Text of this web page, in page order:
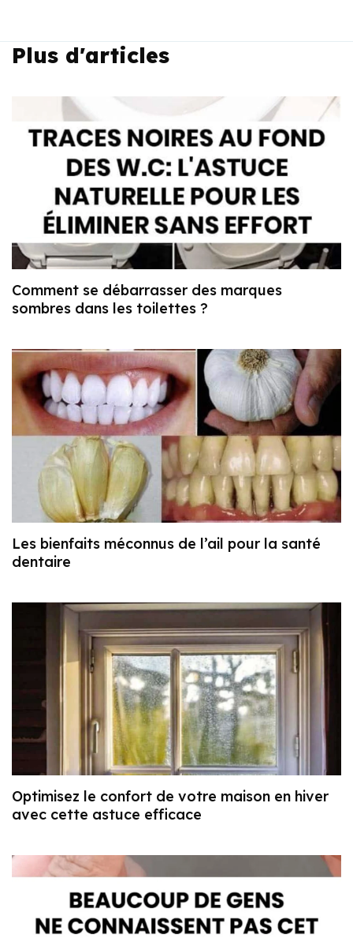
Plus d'articles
Comment se débarrasser des marques
sombres dans les toilettes ?
Les bienfaits méconnus de l’ail pour la santé
dentaire
Optimisez le confort de votre maison en hiver
avec cette astuce efficace